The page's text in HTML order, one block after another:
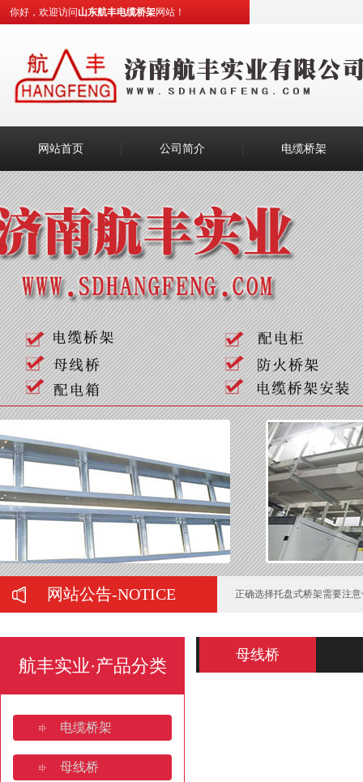
你好，欢迎访问山东航丰电缆桥架网站！
网站首页 公司简介 电缆桥架
网站公告-NOTICE
如何判断喷塑桥架的质量好
弱电工程中常用的桥架有哪
在购买母线槽时有哪些注意
正确选择托盘式桥架需要注
航丰实业·产品分类
电缆桥架
母线桥
母线桥